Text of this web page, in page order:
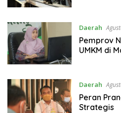
Daerah
Pemprov
UMKM di
Daerah
Peran
Strategis